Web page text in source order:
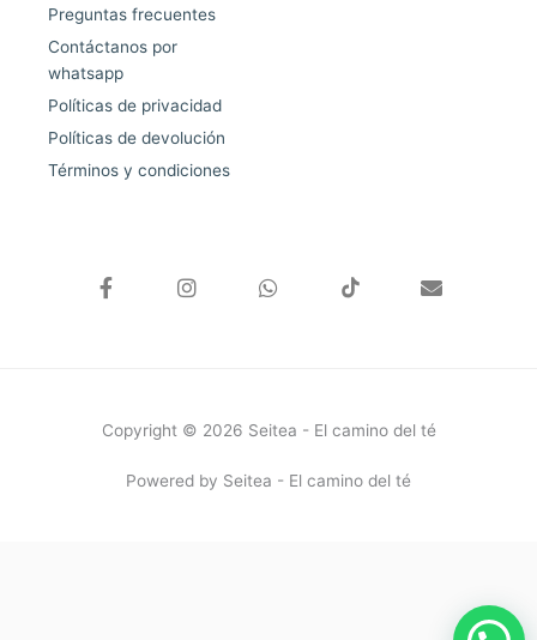
Preguntas frecuentes
Contáctanos por
whatsapp
Políticas de privacidad
Políticas de devolución
Términos y condiciones
a
c
-
n
m
h
n
Copyright © 2026 Seitea - El camino del té
Powered by Seitea - El camino del té